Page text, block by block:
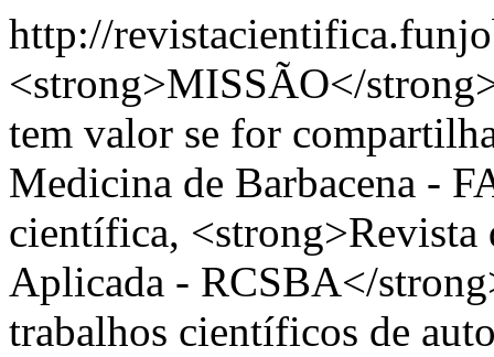
http://
<strong>MISSÃO</
tem valor se for
Medicina de Barbacena -
científica, <strong>Revista
Aplicada - RCSBA</
trabalhos científicos de